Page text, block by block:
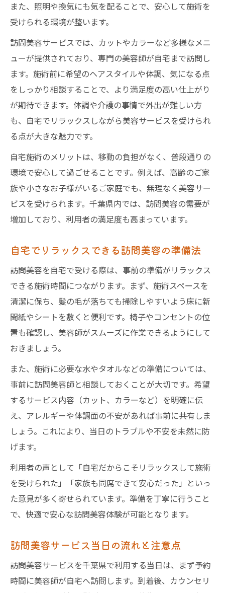
また、照明や換気にも気を配ることで、安心して施術を
受けられる環境が整います。
訪問美容サービスでは、カットやカラーなど多様なメニ
ューが提供されており、専門の美容師が自宅まで訪問し
ます。施術前に希望のヘアスタイルや体調、気になる点
をしっかり相談することで、より満足度の高い仕上がり
が期待できます。体調や介護の事情で外出が難しい方
も、自宅でリラックスしながら美容サービスを受けられ
る点が大きな魅力です。
自宅施術のメリットは、移動の負担がなく、普段通りの
環境で安心して過ごせることです。例えば、高齢のご家
族や小さなお子様がいるご家庭でも、無理なく美容サー
ビスを受けられます。千葉県内では、訪問美容の需要が
増加しており、利用者の満足度も高まっています。
自宅でリラックスできる訪問美容の準備法
訪問美容を自宅で受ける際は、事前の準備がリラックス
できる施術時間につながります。まず、施術スペースを
清潔に保ち、髪の毛が落ちても掃除しやすいよう床に新
聞紙やシートを敷くと便利です。椅子やコンセントの位
置も確認し、美容師がスムーズに作業できるようにして
おきましょう。
また、施術に必要な水やタオルなどの準備については、
事前に訪問美容師と相談しておくことが大切です。希望
するサービス内容（カット、カラーなど）を明確に伝
え、アレルギーや体調面の不安があれば事前に共有しま
しょう。これにより、当日のトラブルや不安を未然に防
げます。
利用者の声として「自宅だからこそリラックスして施術
を受けられた」「家族も同席できて安心だった」といっ
た意見が多く寄せられています。準備を丁寧に行うこと
で、快適で安心な訪問美容体験が可能となります。
訪問美容サービス当日の流れと注意点
訪問美容サービスを千葉県で利用する当日は、まず予約
時間に美容師が自宅へ訪問します。到着後、カウンセリ